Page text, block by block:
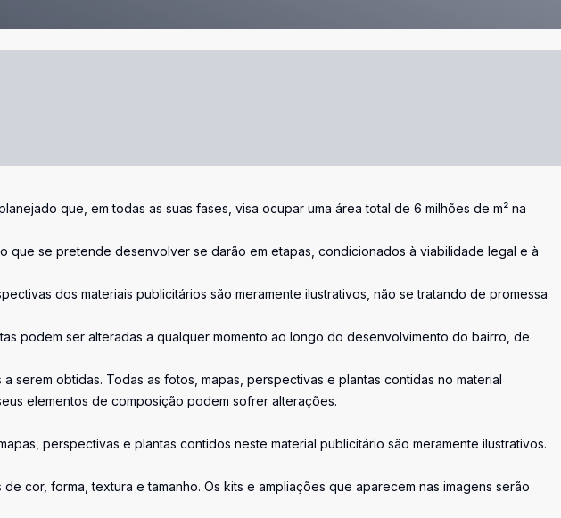
que, em todas as suas fases, visa ocupar uma área total de 6 milhões de m² na
que se pretende desenvolver se darão em etapas, condicionados à viabilidade legal e à
dos materiais publicitários são meramente ilustrativos, não se tratando de promessa
podem ser alteradas a qualquer momento ao longo do desenvolvimento do bairro, de
serem obtidas. Todas as fotos, mapas, perspectivas e plantas contidas no material
elementos de composição podem sofrer alterações.
perspectivas e plantas contidos neste material publicitário são meramente ilustrativos.
cor, forma, textura e tamanho. Os kits e ampliações que aparecem nas imagens serão